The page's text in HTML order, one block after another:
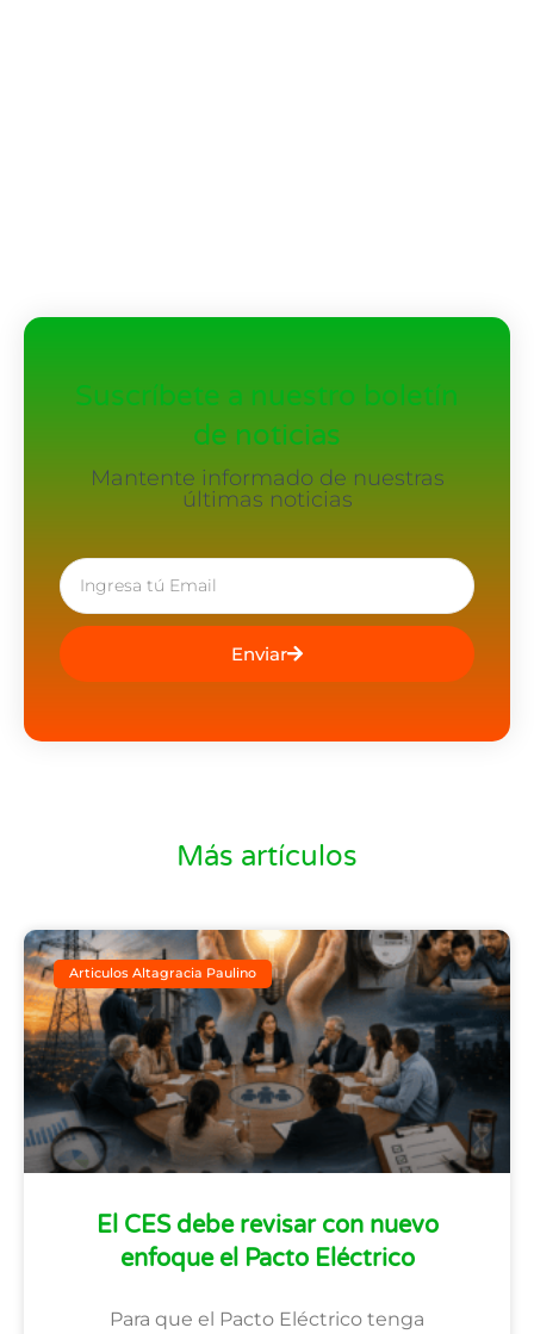
Suscríbete a nuestro boletín
de noticias
Mantente informado de nuestras
últimas noticias
Enviar
Más artículos
Articulos Altagracia Paulino
El CES debe revisar con nuevo
enfoque el Pacto Eléctrico
Para que el Pacto Eléctrico tenga